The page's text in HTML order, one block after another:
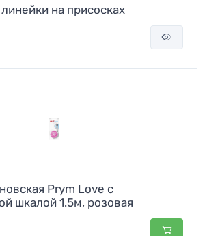
на присосках
Prym Love с
шкалой 1.5м, розовая